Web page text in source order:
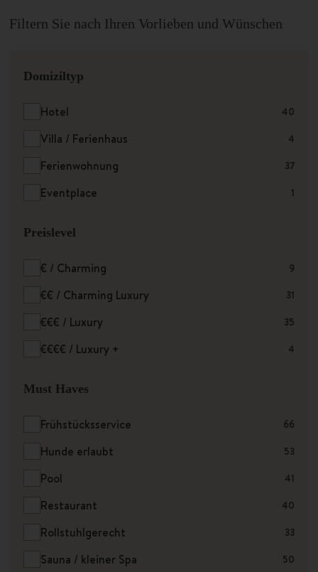
Filtern Sie nach Ihren Vorlieben und Wünschen
Domiziltyp
Hotel 40
Villa / Ferienhaus 4
Ferienwohnung 37
Eventplace 1
Preislevel
€ / Charming 9
€€ / Charming Luxury 31
€€€ / Luxury 35
€€€€ / Luxury + 4
Must Haves
Frühstücksservice 66
Hunde erlaubt 53
Pool 41
Restaurant 40
Rollstuhlgerecht 33
Sauna / kleiner Spa 50